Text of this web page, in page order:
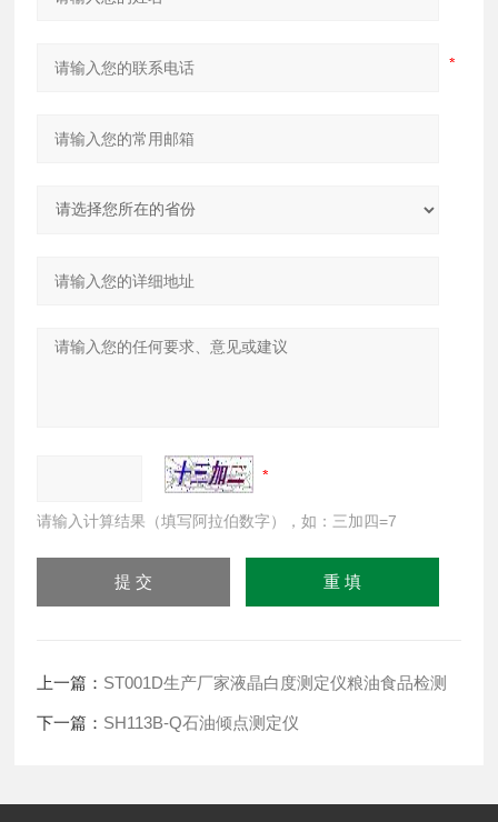
请输入计算结果（填写阿拉伯数字），如：三加四=7
上一篇： ST001D生产厂家液晶白度测定仪粮油食品检测
下一篇： SH113B-Q石油倾点测定仪